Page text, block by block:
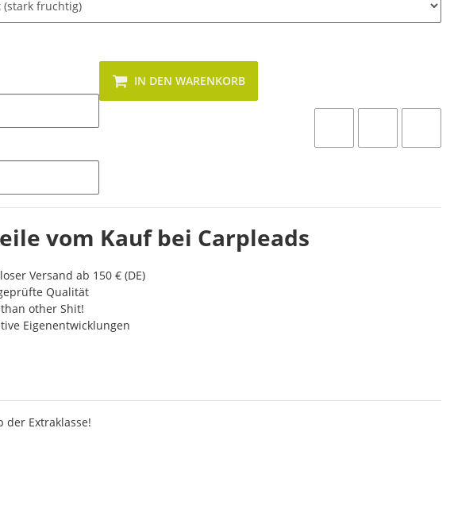
IN DEN WARENKORB
vom Kauf bei Carpleads
Versand ab 150 € (DE)
Qualität
other Shit!
Eigenentwicklungen
der Extraklasse!